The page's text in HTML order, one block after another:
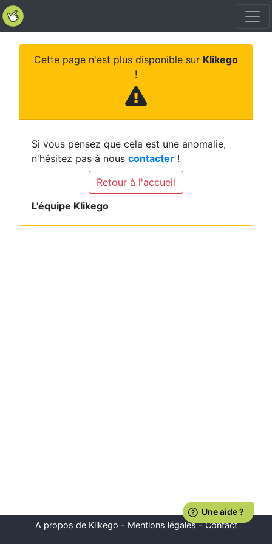
Cette page n'est plus disponible sur Klikego
!
Si vous pensez que cela est une anomalie,
n'hésitez pas à nous contacter !
Retour à l'accueil
L'équipe Klikego
A propos de Klikego - Mentions légales-Contact